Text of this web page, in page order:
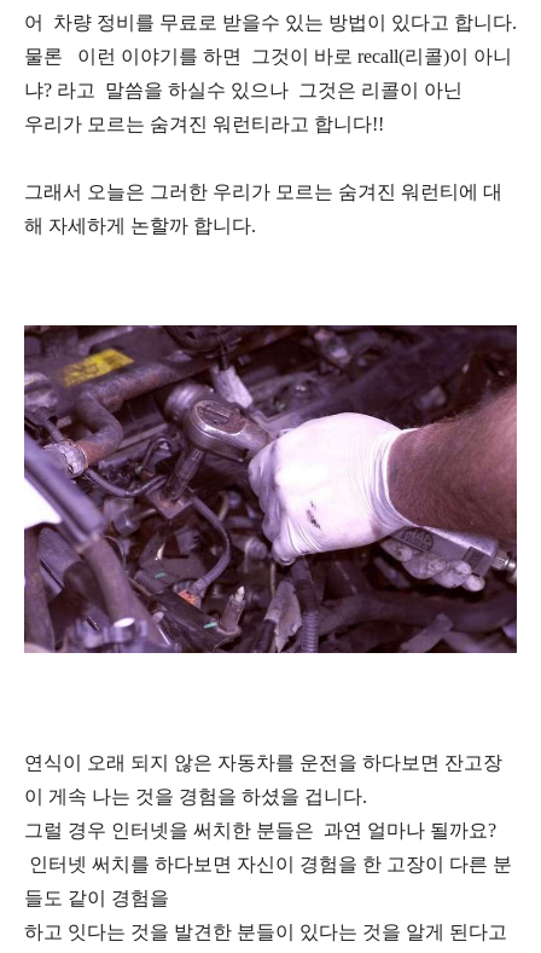
어 차량 정비를 무료로 받을수 있는 방법이 있다고 합니다.
물론 이런 이야기를 하면 그것이 바로 recall(리콜)이 아니
냐? 라고 말씀을 하실수 있으나 그것은 리콜이 아닌
우리가 모르는 숨겨진 워런티라고 합니다!!
그래서 오늘은 그러한 우리가 모르는 숨겨진 워런티에 대
해 자세하게 논할까 합니다.
연식이 오래 되지 않은 자동차를 운전을 하다보면 잔고장
이 게속 나는 것을 경험을 하셨을 겁니다.
그럴 경우 인터넷을 써치한 분들은 과연 얼마나 될까요?
인터넷 써치를 하다보면 자신이 경험을 한 고장이 다른 분
들도 같이 경험을
하고 잇다는 것을 발견한 분들이 있다는 것을 알게 된다고